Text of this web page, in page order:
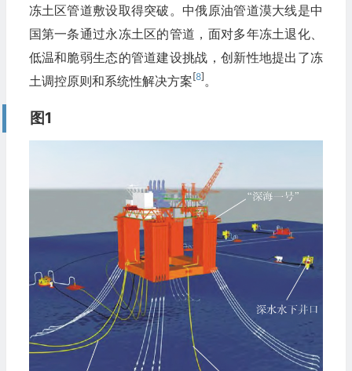
冻土区管道敷设取得突破。中俄原油管道漠大线是中
国第一条通过永冻土区的管道，面对多年冻土退化、
低温和脆弱生态的管道建设挑战，创新性地提出了冻
土调控原则和系统性解决方案[8]。
图1